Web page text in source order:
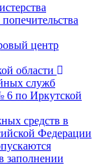
центр
области
служб
по Иркутской
средств в
Федерации
заполнении